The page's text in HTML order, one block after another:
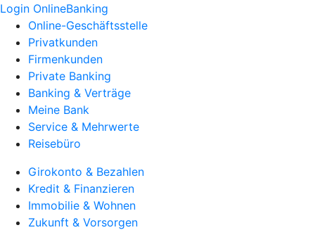
Login OnlineBanking
Online-Geschäftsstelle
Privatkunden
Firmenkunden
Private Banking
Banking & Verträge
Meine Bank
Service & Mehrwerte
Reisebüro
Girokonto & Bezahlen
Kredit & Finanzieren
Immobilie & Wohnen
Zukunft & Vorsorgen